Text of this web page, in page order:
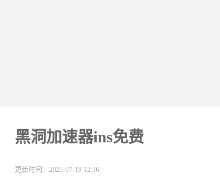
黑洞加速器ins免费
更新时间：2025-07-19 12:36